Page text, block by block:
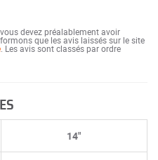
devez préalablement avoir
que les avis laissés sur le site
. Les avis sont classés par ordre
14"